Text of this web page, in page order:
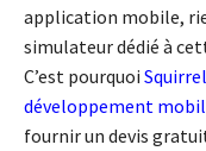
application mobile,
simulateur dédié à
C’est pourquoi
développement
fournir un devis